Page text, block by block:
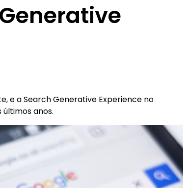
e a Search Generative Experience no
anos.